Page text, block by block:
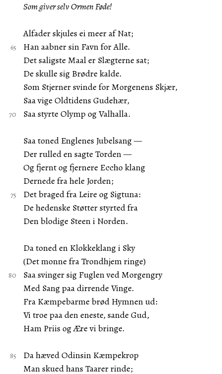
Som giver selv Ormen Føde!
Alfader skjules ei meer af Nat;
Han aabner sin Favn for Alle.
Det saligste Maal er Slægterne sat;
De skulle sig Brødre kalde.
Som Stjerner svinde for Morgenens Skjær,
Saa vige Oldtidens Gudehær,
Saa styrte Olymp og Valhalla.
Saa toned Englenes Jubelsang —
Der rulled en sagte Torden —
Og fjernt og fjernere Eccho klang
Dernede fra hele Jorden;
Det braged fra Leire og Sigtuna:
De hedenske Støtter styrted fra
Den blodige Steen i Norden.
Da toned en Klokkeklang i Sky
(Det monne fra Trondhjem ringe)
Saa svinger sig Fuglen ved Morgengry
Med Sang paa dirrende Vinge.
Fra Kæmpebarme brød Hymnen ud:
Vi troe paa den eneste, sande Gud,
Ham Priis og Ære vi bringe.
Da hæved Odinsin Kæmpekrop
Man skued hans Taarer rinde;